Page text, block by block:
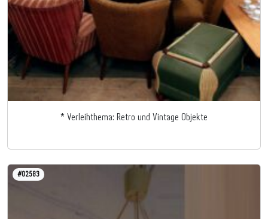
* Verleihthema: Retro und Vintage Objekte
#02583